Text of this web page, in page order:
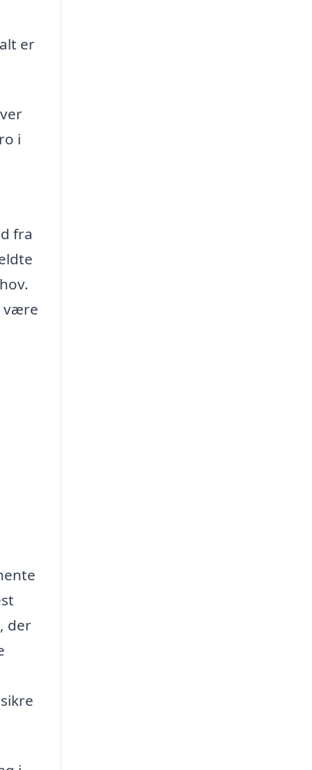
er
i
fra
være
der